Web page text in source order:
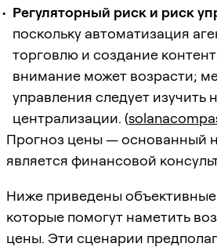
Регуляторный риск и риск
поскольку автоматизация
торговлю и создание
внимание может возрасти;
управления следует изучить
централизации. (
Прогноз цены — основанный
является финансовой
Ниже приведены
которые помогут наметить
цены. Эти сценарии